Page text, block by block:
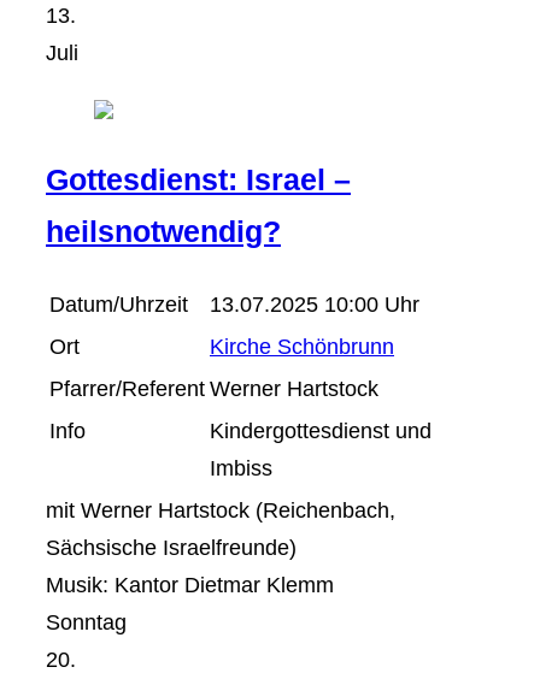
13.
Juli
Gottesdienst: Israel –
heilsnotwendig?
Datum/Uhrzeit
13.07.2025 10:00 Uhr
Ort
Kirche Schönbrunn
Pfarrer/Referent Werner Hartstock
Info
Kindergottesdienst und
Imbiss
mit Werner Hartstock (Reichenbach,
Sächsische Israelfreunde)
Musik: Kantor Dietmar Klemm
Sonntag
20.